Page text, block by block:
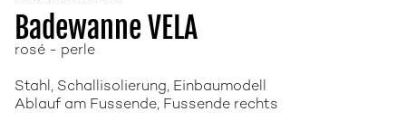
Badewanne VELA
rosé - perle
Stahl, Schallisolierung, Einbaumodell
Ablauf am Fussende, Fussende rechts